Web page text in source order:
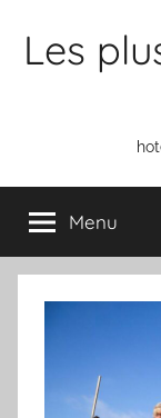
Les
Menu